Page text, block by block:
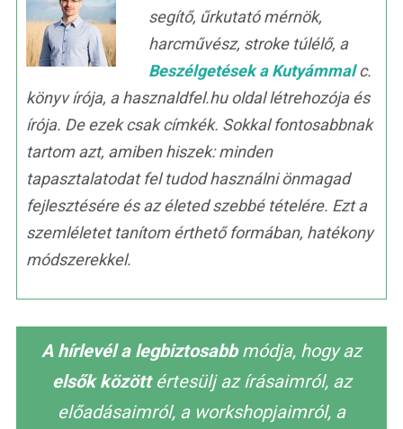
segítő, űrkutató mérnök,
harcművész, stroke túlélő, a
Beszélgetések a Kutyámmalc.
könyv írója, a hasznaldfel.hu oldal létrehozója és
írója. De ezek csak címkék. Sokkal fontosabbnak
tartom azt, amiben hiszek: minden
tapasztalatodat fel tudod használni önmagad
fejlesztésére és az életed szebbé tételére. Ezt a
szemléletet tanítom érthető formában, hatékony
módszerekkel.
A hírlevél a legbiztosabbmódja, hogy az
elsők közöttértesülj az írásaimról, az
előadásaimról, a workshopjaimról, a